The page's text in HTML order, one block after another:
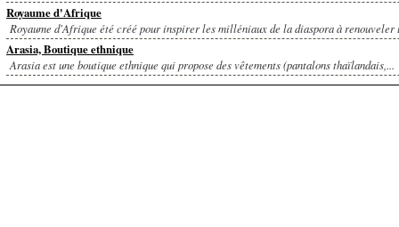
Royaume d'Afrique
Royaume d'Afrique été créé pour inspirer les milléniaux de la diaspora à renouveler
Arasia, Boutique ethnique
Arasia est une boutique ethnique qui propose des vêtements (pantalons thaïlandais,...